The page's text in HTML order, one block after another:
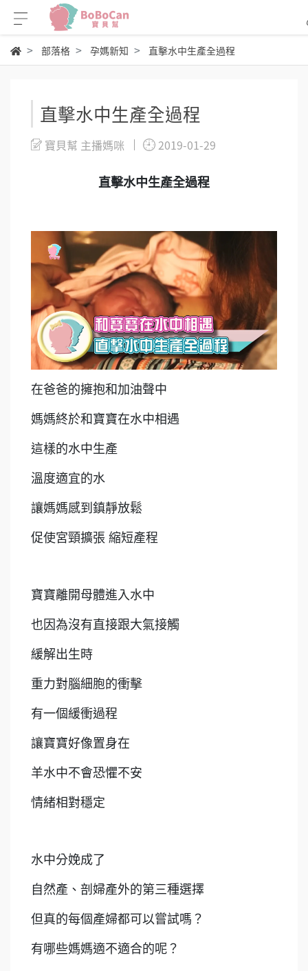
部落格 孕媽新知 直擊水中生產全過程
直擊水中生產全過程
寶貝幫 主播媽咪 2019-01-29
直擊水中生產全過程
在爸爸的擁抱和加油聲中
媽媽終於和寶寶在水中相遇
這樣的水中生產
溫度適宜的水
讓媽媽感到鎮靜放鬆
促使宮頸擴張 縮短產程
寶寶離開母體進入水中
也因為沒有直接跟大氣接觸
緩解出生時
重力對腦細胞的衝擊
有一個緩衝過程
讓寶寶好像置身在
羊水中不會恐懼不安
情緒相對穩定
水中分娩成了
自然產、剖婦產外的第三種選擇
但真的每個產婦都可以嘗試嗎？
有哪些媽媽適不適合的呢？